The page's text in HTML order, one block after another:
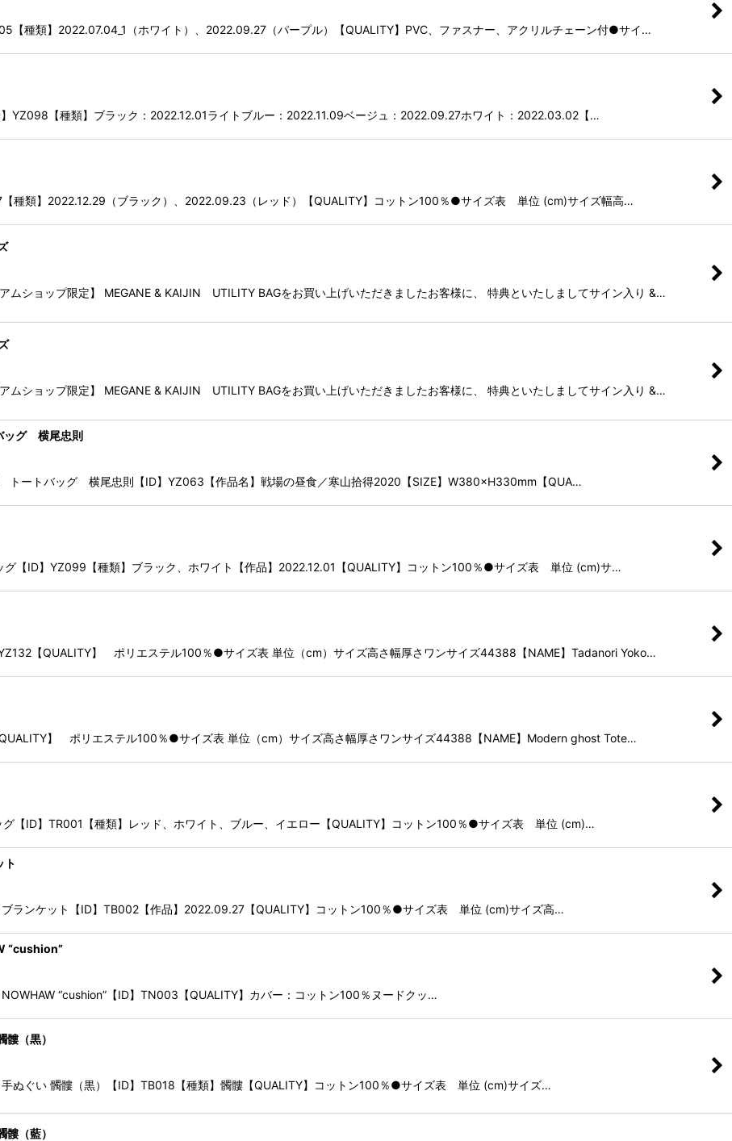
【種類】2022.07.04_1（ホワイト）、2022.09.27（パープル）【QUALITY】PVC、ファスナー、アクリルチェーン付●サイ…
】YZ098【種類】ブラック：2022.12.01ライトブルー：2022.11.09ベージュ：2022.09.27ホワイト：2022.03.02【…
【種類】2022.12.29（ブラック）、2022.09.23（レッド）【QUALITY】コットン100％●サイズ表 単位 (cm)サイズ幅高…
ムショップ限定】 MEGANE & KAIJIN UTILITY BAGをお買い上げいただきましたお客様に、 特典といたしましてサイン入り &…
ムショップ限定】 MEGANE & KAIJIN UTILITY BAGをお買い上げいただきましたお客様に、 特典といたしましてサイン入り &…
ッグ 横尾忠則
ートバッグ 横尾忠則【ID】YZ063【作品名】戦場の昼食／寒山拾得2020【SIZE】W380×H330mm【QUA…
グ【ID】YZ099【種類】ブラック、ホワイト【作品】2022.12.01【QUALITY】コットン100％●サイズ表 単位 (cm)サ…
【QUALITY】 ポリエステル100％●サイズ表 単位（cm）サイズ高さ幅厚さワンサイズ44388【NAME】Tadanori Yoko…
】 ポリエステル100％●サイズ表 単位（cm）サイズ高さ幅厚さワンサイズ44388【NAME】Modern ghost Tote…
グ【ID】TR001【種類】レッド、ホワイト、ブルー、イエロー【QUALITY】コットン100％●サイズ表 単位 (cm)…
ト
ブランケット【ID】TB002【作品】2022.09.27【QUALITY】コットン100％●サイズ表 単位 (cm)サイズ高…
“cushion”
“cushion”【ID】TN003【QUALITY】カバー：コットン100％ヌードクッ…
（黒）
手ぬぐい 髑髏（黒）【ID】TB018【種類】髑髏【QUALITY】コットン100％●サイズ表 単位 (cm)サイズ…
（藍）